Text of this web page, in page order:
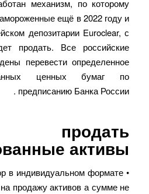
механизм, по которому
ещё в 2022 году и
депозитарии Euroclear, с
продать. Все российские
перевести определенное
ценных бумаг по
предписанию Банка России .
активы
в индивидуальном формате
продажу активов а сумме не